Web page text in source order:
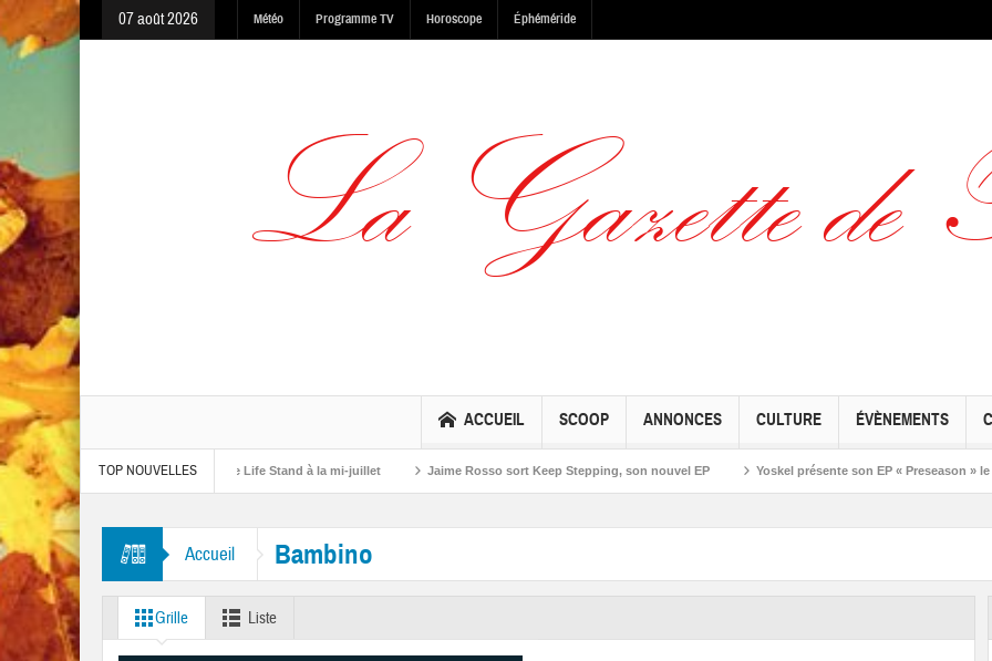
07 août 2026 Météo Programme TV Horoscope Éphéméride
ACCUEIL SCOOP ANNONCES CULTURE ÉVÈNEMENTS
TOP NOUVELLES
Made In The Dark et One Life Stand à la mi-juillet Jaime Rosso sort Keep Stepping, son nouvel EP Yoskel présente son EP « Preseason » le
Man” et “Like A Rolling Stone”
Accueil Bambino
Grille Liste